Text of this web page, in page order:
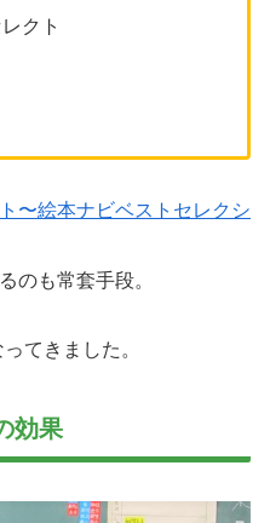
クト
〜絵本ナビベストセレクシ
のも常套手段。
てきました。
効果